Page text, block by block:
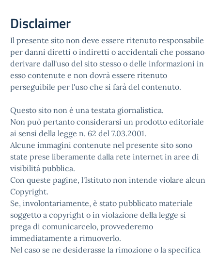
Disclaimer
Il presente sito non deve essere ritenuto responsabile
per danni diretti o indiretti o accidentali che possano
derivare dall'uso del sito stesso o delle informazioni in
esso contenute e non dovrà essere ritenuto
perseguibile per l'uso che si farà del contenuto.
Questo sito non è una testata giornalistica.
Non può pertanto considerarsi un prodotto editoriale
ai sensi della legge n. 62 del 7.03.2001.
Alcune immagini contenute nel presente sito sono
state prese liberamente dalla rete internet in aree di
visibilità pubblica.
Con queste pagine, l'Istituto non intende violare alcun
Copyright.
Se, involontariamente, è stato pubblicato materiale
soggetto a copyright o in violazione della legge si
prega di comunicarcelo, provvederemo
immediatamente a rimuoverlo.
Nel caso se ne desiderasse la rimozione o la specifica